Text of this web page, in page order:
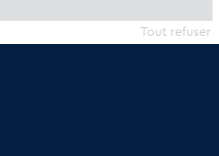
Tout refuser